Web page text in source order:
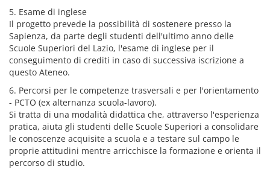
5. Esame di inglese
Il progetto prevede la possibilità di sostenere presso la
Sapienza, da parte degli studenti dell'ultimo anno delle
Scuole Superiori del Lazio, l'esame di inglese per il
conseguimento di crediti in caso di successiva iscrizione a
questo Ateneo.
6. Percorsi per le competenze trasversali e per l'orientamento
- PCTO (ex alternanza scuola-lavoro).
Si tratta di una modalità didattica che, attraverso l'esperienza
pratica, aiuta gli studenti delle Scuole Superiori a consolidare
le conoscenze acquisite a scuola e a testare sul campo le
proprie attitudini mentre arricchisce la formazione e orienta il
percorso di studio.